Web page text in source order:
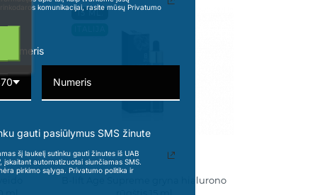
15 ML.
B-lift Age Supreme gryna hialurono
rinkodaros komunikacijai, rasite mūsų Privatumo
numeris
gauti pasiūlymus SMS žinute
šį laukelį sutinku gauti žinutes iš UAB
įskaitant automatizuotai siunčiamas SMS.
pirkimo sąlyga. Privatumo politika ir